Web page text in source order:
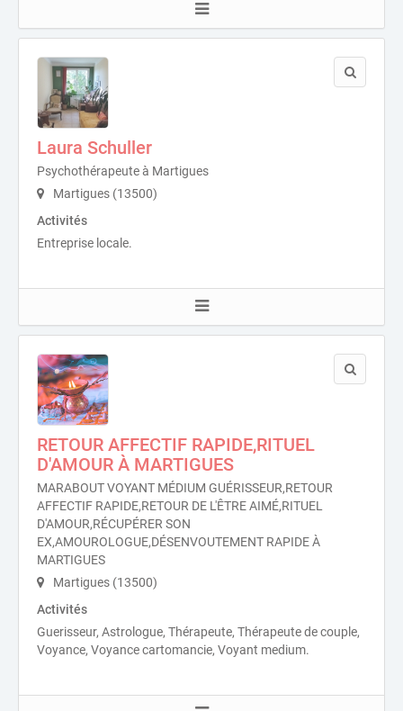
Laura Schuller
Psychothérapeute à Martigues
Martigues (13500)
Activités
Entreprise locale.
RETOUR AFFECTIF RAPIDE,RITUEL
D'AMOUR À MARTIGUES
MARABOUT VOYANT MÉDIUM GUÉRISSEUR,RETOUR
AFFECTIF RAPIDE,RETOUR DE L'ÊTRE AIMÉ,RITUEL
D'AMOUR,RÉCUPÉRER SON
EX,AMOUROLOGUE,DÉSENVOUTEMENT RAPIDE À
MARTIGUES
Martigues (13500)
Activités
Guerisseur, Astrologue, Thérapeute, Thérapeute de couple,
Voyance, Voyance cartomancie, Voyant medium.